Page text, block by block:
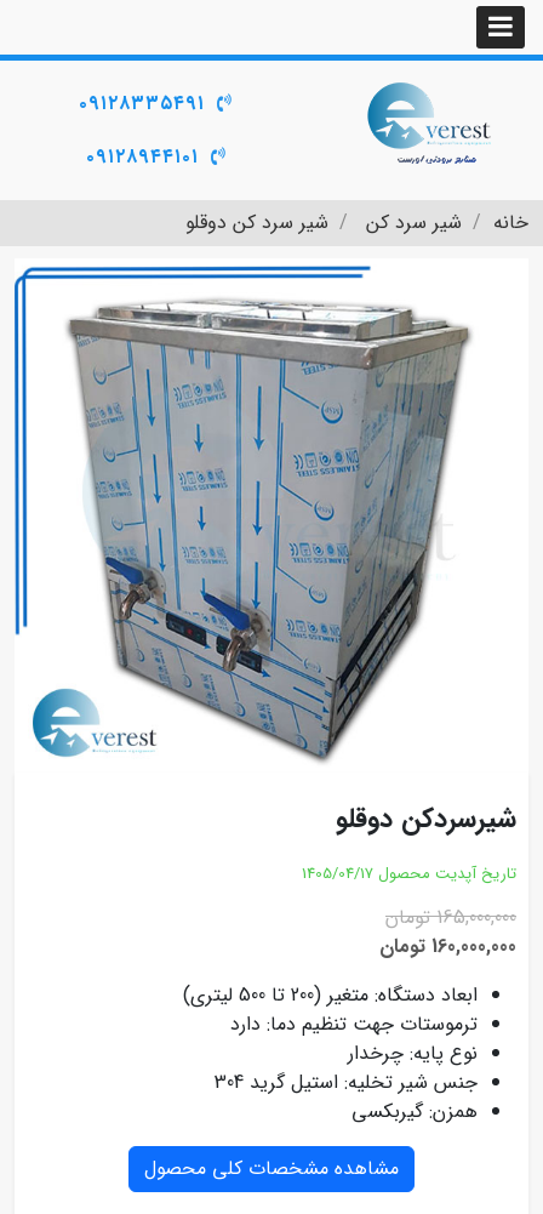
۰۹۱۲۸۳۳۵۴۹۱
۰۹۱۲۸۹۴۴۱۰۱
خانه شیر سرد کن شیر سرد کن دوقلو
شیرسردکن دوقلو
تاریخ آپدیت محصول 1405/04/17
165,000,000 تومان
160,000,000 تومان
ابعاد دستگاه: متغیر (200 تا 500 لیتری)
ترموستات جهت تنظیم دما: دارد
نوع پایه: چرخدار
جنس شیر تخلیه: استیل گرید 304
همزن: گیربکسی
مشاهده مشخصات کلی محصول